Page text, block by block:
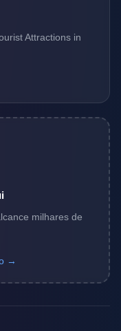
Attractions in
milhares de
→